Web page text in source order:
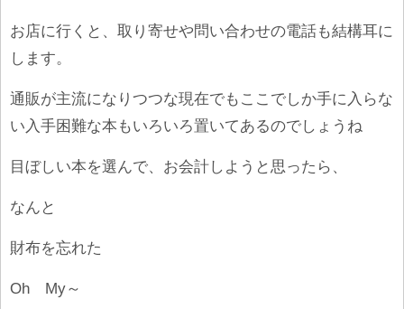
お店に行くと、取り寄せや問い合わせの電話も結構耳に
します。
通販が主流になりつつな現在でもここでしか手に入らな
い入手困難な本もいろいろ置いてあるのでしょうね
目ぼしい本を選んで、お会計しようと思ったら、
なんと
財布を忘れた
Oh My～